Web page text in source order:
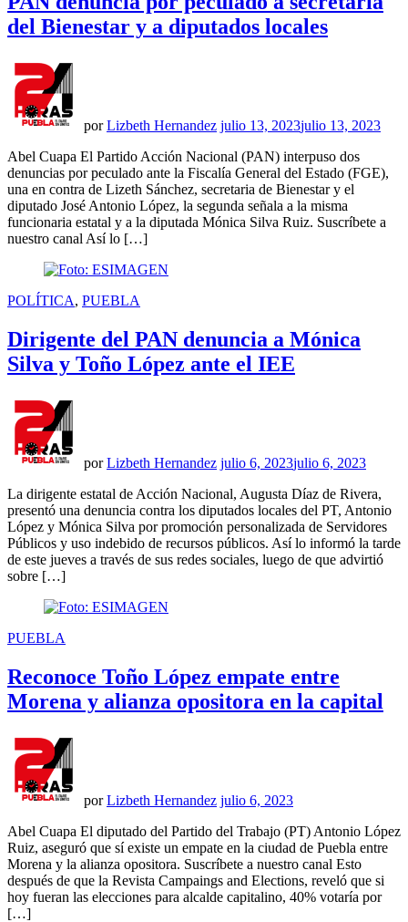
del Bienestar y a diputados locales
por Lizbeth Hernandez julio 13, 2023julio 13, 2023
Abel Cuapa El Partido Acción Nacional (PAN) interpuso dos
denuncias por peculado ante la Fiscalía General del Estado (FGE),
una en contra de Lizeth Sánchez, secretaria de Bienestar y el
diputado José Antonio López, la segunda señala a la misma
funcionaria estatal y a la diputada Mónica Silva Ruiz. Suscríbete a
nuestro canal Así lo […]
PUBLICADO
POLÍTICA, PUEBLA
Dirigente del PAN denuncia a Mónica
Silva y Toño López ante el IEE
por Lizbeth Hernandez julio 6, 2023julio 6, 2023
La dirigente estatal de Acción Nacional, Augusta Díaz de Rivera,
presentó una denuncia contra los diputados locales del PT, Antonio
López y Mónica Silva por promoción personalizada de Servidores
Públicos y uso indebido de recursos públicos. Así lo informó la tarde
de este jueves a través de sus redes sociales, luego de que advirtió
sobre […]
PUBLICADO
PUEBLA
Reconoce Toño López empate entre
Morena y alianza opositora en la capital
por Lizbeth Hernandez julio 6, 2023
Abel Cuapa El diputado del Partido del Trabajo (PT) Antonio López
Ruiz, aseguró que sí existe un empate en la ciudad de Puebla entre
Morena y la alianza opositora. Suscríbete a nuestro canal Esto
después de que la Revista Campaings and Elections, reveló que si
hoy fueran las elecciones para alcalde capitalino, 40% votaría por
[…]